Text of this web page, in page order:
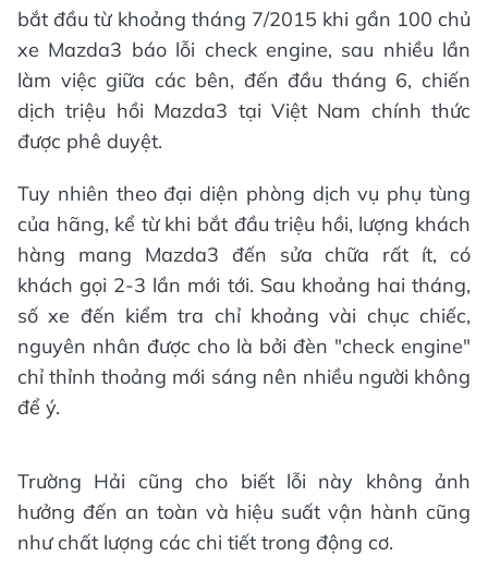
bắt đầu từ khoảng tháng 7/2015 khi gần 100 chủ
xe Mazda3 báo lỗi check engine, sau nhiều lần
làm việc giữa các bên, đến đầu tháng 6, chiến
dịch triệu hồi Mazda3 tại Việt Nam chính thức
được phê duyệt.
Tuy nhiên theo đại diện phòng dịch vụ phụ tùng
của hãng, kể từ khi bắt đầu triệu hồi, lượng khách
hàng mang Mazda3 đến sửa chữa rất ít, có
khách gọi 2-3 lần mới tới. Sau khoảng hai tháng,
số xe đến kiểm tra chỉ khoảng vài chục chiếc,
nguyên nhân được cho là bởi đèn "check engine"
chỉ thỉnh thoảng mới sáng nên nhiều người không
để ý.
Trường Hải cũng cho biết lỗi này không ảnh
hưởng đến an toàn và hiệu suất vận hành cũng
như chất lượng các chi tiết trong động cơ.